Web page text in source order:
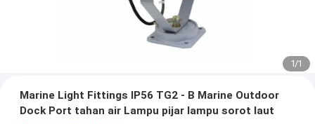
1/1
Marine Light Fittings IP56 TG2 - B Marine Outdoor
Dock Port tahan air Lampu pijar lampu sorot laut